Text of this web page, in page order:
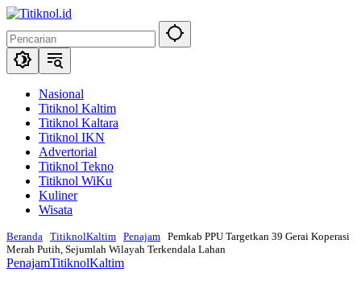
Langsung
konten
Nasional
Titiknol Kaltim
Titiknol Kaltara
Titiknol IKN
Advertorial
Titiknol Tekno
Titiknol WiKu
Kuliner
Wisata
Beranda TitiknolKaltim Penajam Pemkab PPU Targetkan 39 Gerai Koperasi
Merah Putih, Sejumlah Wilayah Terkendala Lahan
PenajamTitiknolKaltim